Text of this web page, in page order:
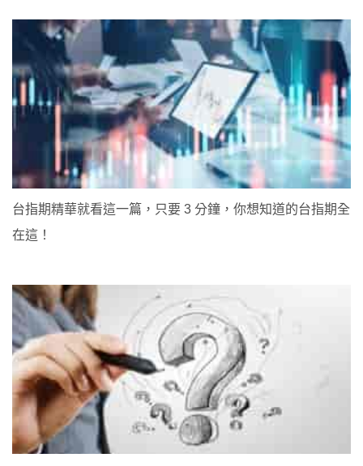
台指期精華就看這一篇，只要 3 分鐘，你想知道的台指期全
在這！